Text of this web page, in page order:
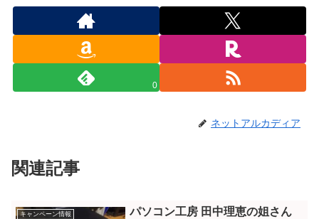
0
ネットアルカディア
関連記事
キャンペーン情報
パソコン工房 田中理恵の姐さん